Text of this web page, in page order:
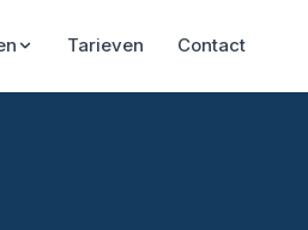
Tarieven Contact